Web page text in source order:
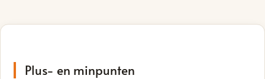
Plus- en minpunten